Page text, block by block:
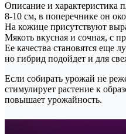
Описание и характеристика
8-10 см, в поперечнике он
На кожице присутствуют
Мякоть вкусная и сочная, с
Ее качества становятся еще
но гибрид подойдет и для
Если собирать урожай не
стимулирует растение к
повышает урожайность.